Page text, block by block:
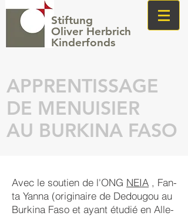
Stiftung
Oliver Herbrich
Kinderfonds
APPRENTISSAGE
DE MENUISIER
AU BURKINA FASO
Avec le soutien de l'ONG NEIA , Fan­
ta Yan­na (ori­gi­naire de De­dou­gou au
Bur­kina Fa­so et ayant étu­dié en Alle­